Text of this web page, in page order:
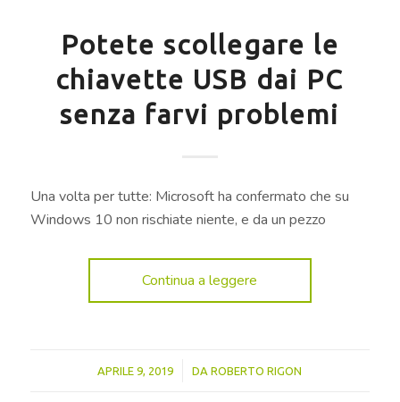
Potete scollegare le
chiavette USB dai PC
senza farvi problemi
Una volta per tutte: Microsoft ha confermato che su
Windows 10 non rischiate niente, e da un pezzo
Continua a leggere
APRILE 9, 2019
/ DAROBERTO RIGON